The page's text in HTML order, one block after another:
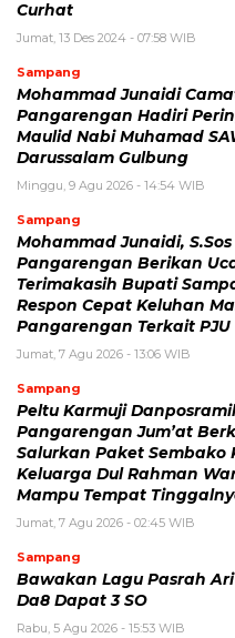
Curhat
Jumat, 13 Des 2024 - 07:58 WIB
Sampang
Mohammad Junaidi
Pangarengan Hadiri
Maulid Nabi Muhamad
Darussalam Gulbung
Minggu, 9 Agu 2026 - 14:54 WIB
Sampang
Mohammad Junaidi,
Pangarengan Berikan
Terimakasih Bupati
Respon Cepat Keluhan
Pangarengan Terkait PJU
Jumat, 7 Agu 2026 - 13:06 WIB
Sampang
Peltu Karmuji Danposramil
Pangarengan Jum’at
Salurkan Paket Sembako
Keluarga Dul Rahman
Mampu Tempat
Jumat, 7 Agu 2026 - 02:45 WIB
Sampang
Bawakan Lagu Pasrah
Da8 Dapat 3 SO
Rabu, 5 Agu 2026 - 15:53 WIB